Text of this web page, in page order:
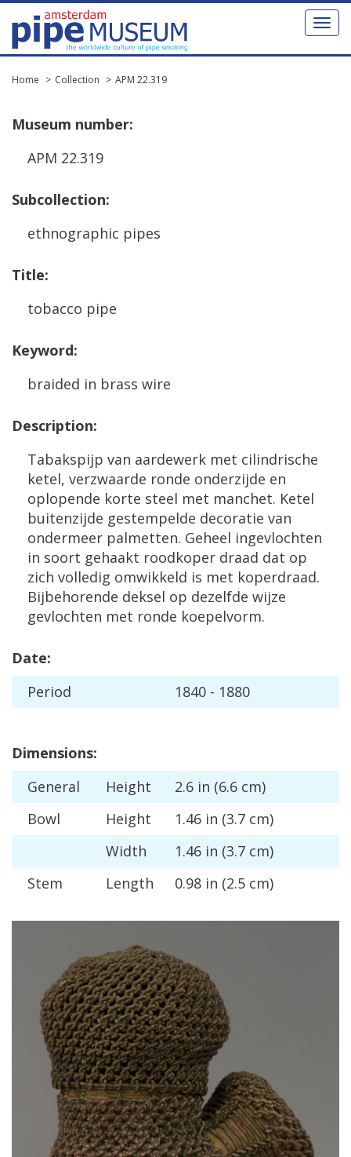
Toggle
Home Collection APM 22.319
Museum number:
APM 22.319
Subcollection:
ethnographic pipes
Title:
tobacco pipe
Keyword:
braided in brass wire
Description:
Tabakspijp van aardewerk met cilindrische
ketel, verzwaarde ronde onderzijde en
oplopende korte steel met manchet. Ketel
buitenzijde gestempelde decoratie van
ondermeer palmetten. Geheel ingevlochten
in soort gehaakt roodkoper draad dat op
zich volledig omwikkeld is met koperdraad.
Bijbehorende deksel op dezelfde wijze
gevlochten met ronde koepelvorm.
Date:
Period
1840 - 1880
Dimensions:
General
Height 2.6 in (6.6 cm)
Bowl
Height 1.46 in (3.7 cm)
Width
1.46 in (3.7 cm)
Stem
Length 0.98 in (2.5 cm)